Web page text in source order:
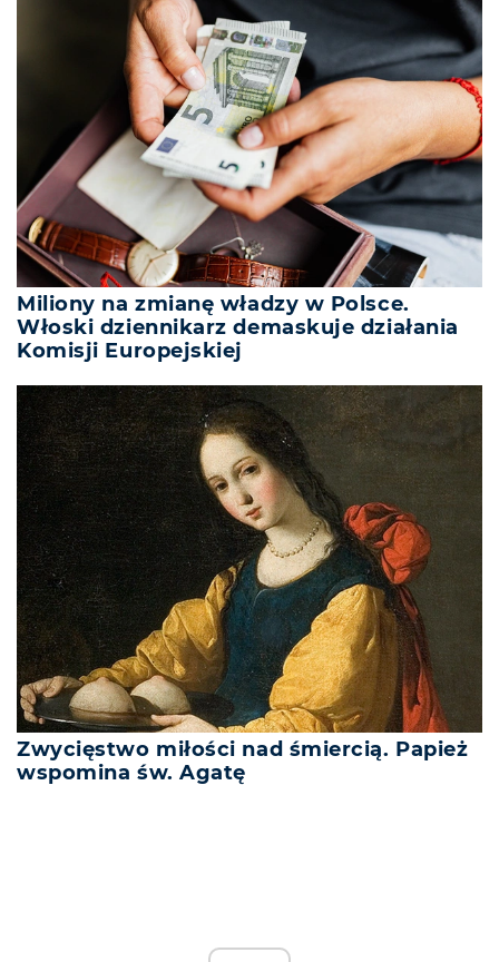
Miliony na zmianę władzy w Polsce.
Włoski dziennikarz demaskuje działania
Komisji Europejskiej
Zwycięstwo miłości nad śmiercią. Papież
wspomina św. Agatę